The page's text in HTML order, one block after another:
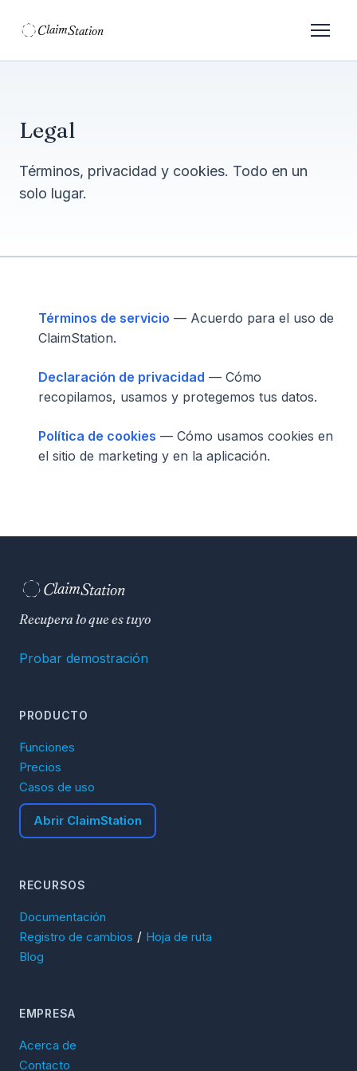
ClaimStation
Legal
Términos, privacidad y cookies. Todo en un
solo lugar.
Términos de servicio — Acuerdo para el uso de
ClaimStation.
Declaración de privacidad — Cómo
recopilamos, usamos y protegemos tus datos.
Política de cookies — Cómo usamos cookies en
el sitio de marketing y en la aplicación.
ClaimStation
Recupera lo que es tuyo
Probar demostración
PRODUCTO
Funciones
Precios
Casos de uso
Abrir ClaimStation
RECURSOS
Documentación
Registro de cambios / Hoja de ruta
Blog
EMPRESA
Acerca de
Contacto